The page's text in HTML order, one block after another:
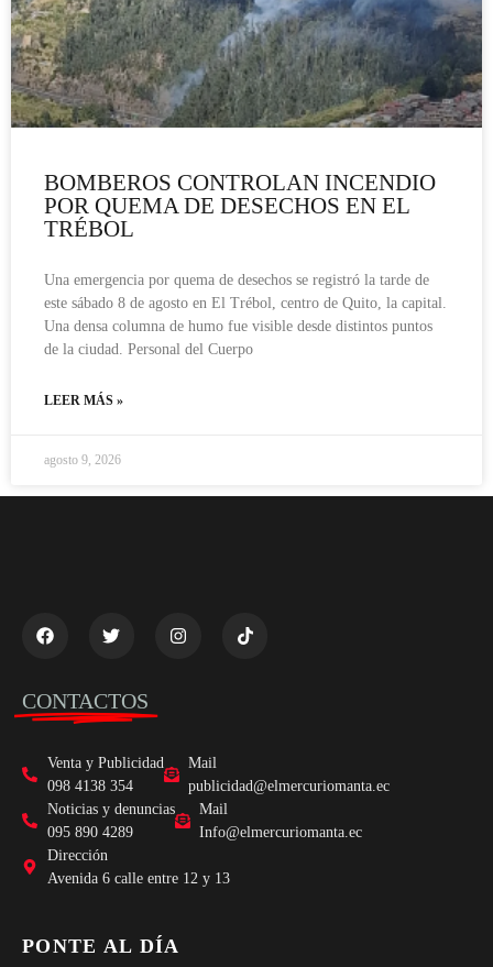
BOMBEROS CONTROLAN INCENDIO
POR QUEMA DE DESECHOS EN EL
TRÉBOL
Una emergencia por quema de desechos se registró la tarde de
este sábado 8 de agosto en El Trébol, centro de Quito, la capital.
Una densa columna de humo fue visible desde distintos puntos
de la ciudad. Personal del Cuerpo
LEER MÁS »
agosto 9, 2026
CONTACTOS
Venta y Publicidad
098 4138 354
Mail
publicidad@elmercuriomanta.ec
Noticias y denuncias
095 890 4289
Mail
Info@elmercuriomanta.ec
Dirección
Avenida 6 calle entre 12 y 13
PONTE AL DÍA